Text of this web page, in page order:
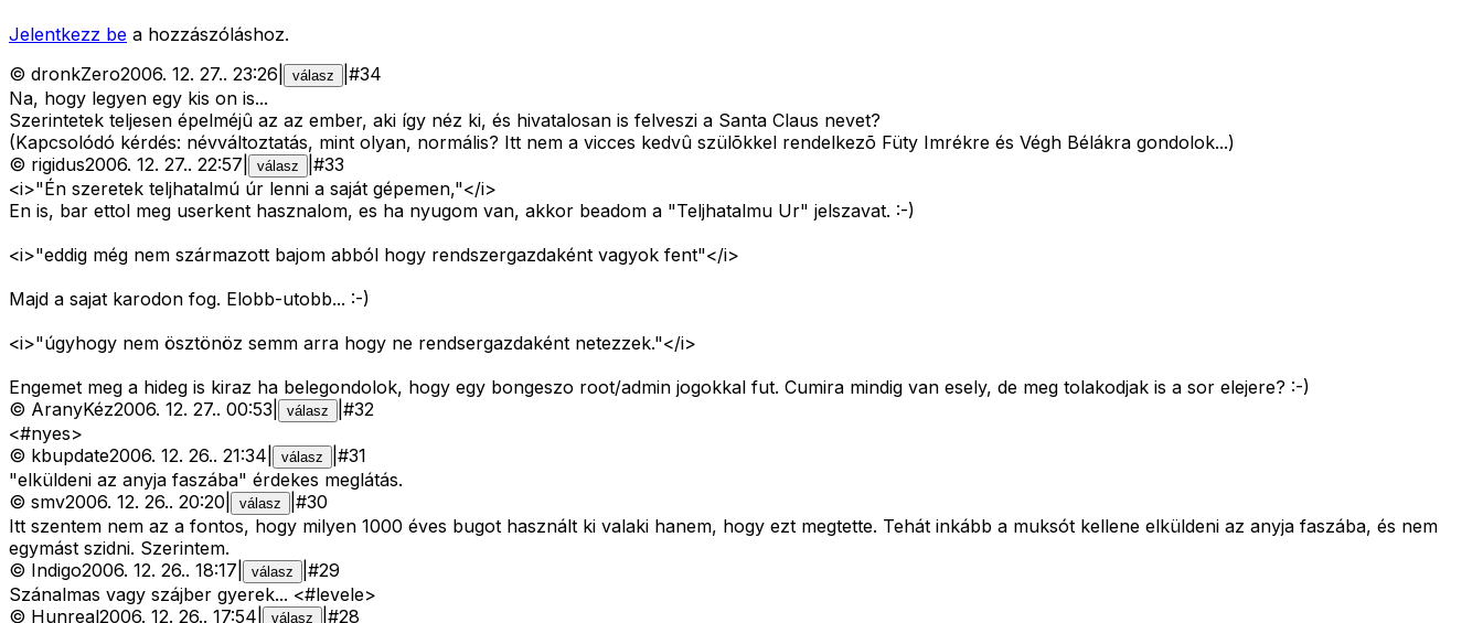
Jelentkezz be a hozzászóláshoz.
© dronkZero2006. 12. 27.. 23:26 válasz #34
Na, hogy legyen egy kis on is...
Szerintetek teljesen épelméjû az az ember, aki így néz ki, és hivatalosan is felveszi a Santa Claus nevet?
(Kapcsolódó kérdés: névváltoztatás, mint olyan, normális? Itt nem a vicces kedvû szülõkkel rendelkezõ Füty Imrékre és Végh Bélákra gondolok...)
© rigidus2006. 12. 27.. 22:57 válasz #33
<i>"Én szeretek teljhatalmú úr lenni a saját gépemen,"</i>
En is, bar ettol meg userkent hasznalom, es ha nyugom van, akkor beadom a "Teljhatalmu Ur" jelszavat. :-)
<i>"eddig még nem származott bajom abból hogy rendszergazdaként vagyok fent"</i>
Majd a sajat karodon fog. Elobb-utobb... :-)
<i>"úgyhogy nem ösztönöz semm arra hogy ne rendsergazdaként netezzek."</i>
Engemet meg a hideg is kiraz ha belegondolok, hogy egy bongeszo root/admin jogokkal fut. Cumira mindig van esely, de meg tolakodjak is a sor elejere? :-)
© AranyKéz2006. 12. 27.. 00:53 válasz #32
<#nyes>
© kbupdate2006. 12. 26.. 21:34 válasz #31
"elküldeni az anyja faszába" érdekes meglátás.
© smv2006. 12. 26.. 20:20 válasz #30
Itt szentem nem az a fontos, hogy milyen 1000 éves bugot használt ki valaki hanem, hogy ezt megtette. Tehát inkább a muksót kellene elküldeni az anyja faszába, és nem
egymást szidni. Szerintem.
© Indigo2006. 12. 26.. 18:17 válasz #29
Szánalmas vagy szájber gyerek... <#levele>
© Hunreal2006. 12. 26.. 17:54 válasz #28